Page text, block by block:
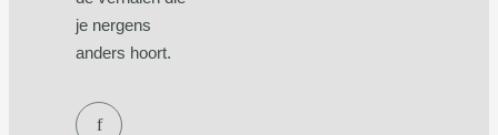
je nergens
anders hoort.
f